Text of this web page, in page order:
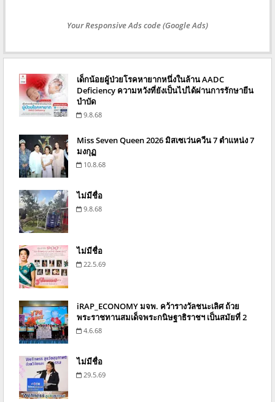
Your Responsive Ads code (Google Ads)
เด็กน้อยผู้ป่วยโรคหายากหนึ่งในล้าน AADC
Deficiency ความหวังที่ยังเป็นไปได้ผ่านการรักษายีน
บำบัด
9.8.68
Miss Seven Queen 2026 มิสเซเว่นควีน 7 ตำแหน่ง 7
มงกุฏ
10.8.68
ไม่มีชื่อ
9.8.68
ไม่มีชื่อ
22.5.69
iRAP_ECONOMY มจพ. คว้ารางวัลชนะเลิศ ถ้วย
พระราชทานสมเด็จพระกนิษฐาธิราชฯ เป็นสมัยที่ 2
4.6.68
ไม่มีชื่อ
29.5.69